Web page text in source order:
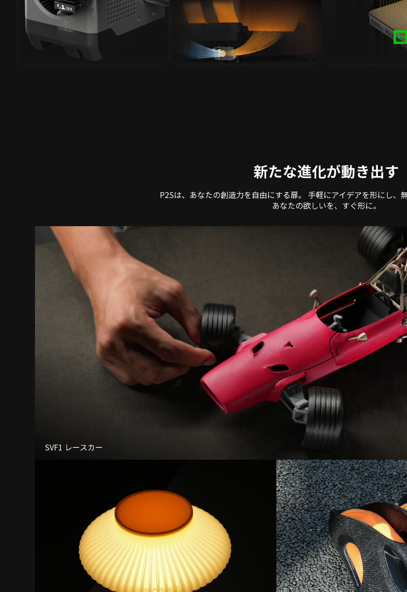
新たな進化が動き出す
P2Sは、あなたの創造力を自由にする扉。 手軽にアイデアを形にし、
あなたの欲しいを、すぐ形に。
SVF1 レースカー